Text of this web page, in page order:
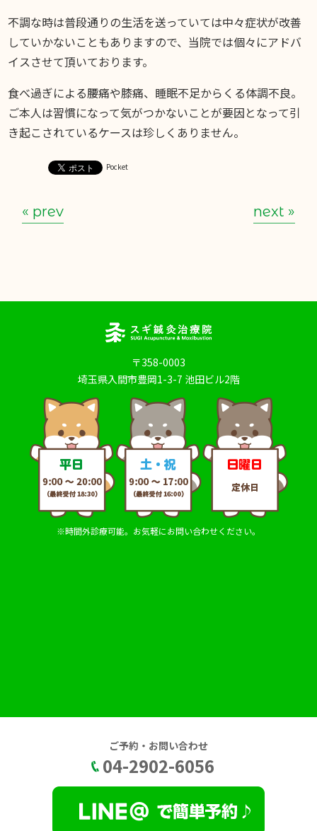
不調な時は普段通りの生活を送っていては中々症状が改善
していかないこともありますので、当院では個々にアドバ
イスさせて頂いております。
食べ過ぎによる腰痛や膝痛、睡眠不足からくる体調不良。
ご本人は習慣になって気がつかないことが要因となって引
き起こされているケースは珍しくありません。
Pocket
« prev next »
〒358-0003
埼玉県入間市豊岡1-3-7 池田ビル2階
※時間外診療可能。お気軽にお問い合わせください。
ご予約・お問い合わせ
04-2902-6056